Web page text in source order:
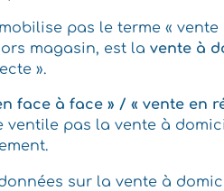
pas le terme «
magasin, est la vente à
».
face à face » / « vente en
ventile pas la vente à
sur la vente à